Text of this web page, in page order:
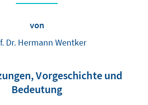
von
Dr. Hermann Wentker
Vorgeschichte und
Bedeutung